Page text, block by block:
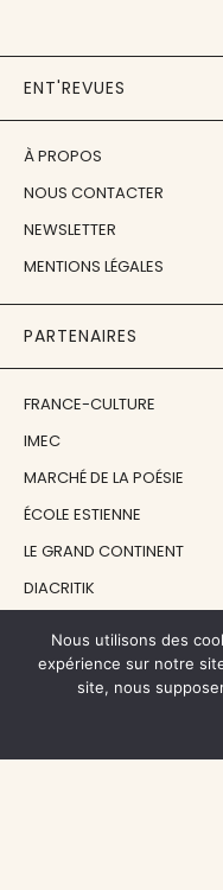
ENT'REVUES
À PROPOS
NOUS CONTACTER
NEWSLETTER
MENTIONS LÉGALES
PARTENAIRES
FRANCE-CULTURE
IMEC
MARCHÉ DE LA POÉSIE
ÉCOLE ESTIENNE
LE GRAND CONTINENT
DIACRITIK
NOS SOUTIENS
CENTRE NATIONAL DU LIVRE
Nous utilisons des
expérience sur notre
site, nous